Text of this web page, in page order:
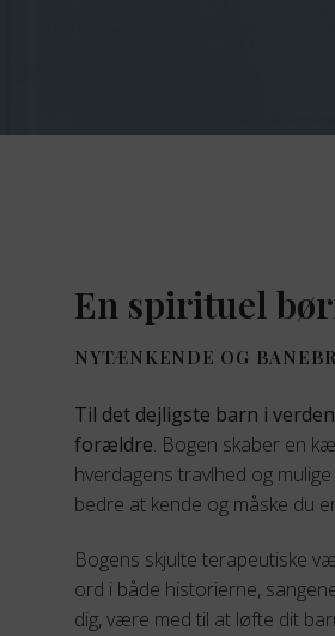
En spirituel
NYTÆNKENDE OG
Til det dejligste barn i
forældre. Bogen skaber en
hverdagens travlhed og
bedre at kende og måske du
Bogens skjulte terapeutiske
ord i både historierne,
dig, være med til at løfte dit